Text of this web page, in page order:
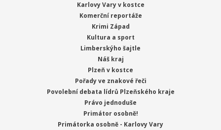
Karlovy Vary v kostce
Komerční reportáže
Krimi Západ
Kultura a sport
Limberskýho šajtle
Náš kraj
Plzeň v kostce
Pořady ve znakové řeči
Povolební debata lídrů Plzeňského kraje
Právo jednoduše
Primátor osobně!
Primátorka osobně - Karlovy Vary